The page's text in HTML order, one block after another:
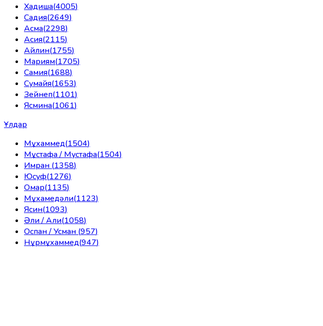
Хадиша(4005)
Садия(2649)
Асма(2298)
Асия(2115)
Айлин(1755)
Мариям(1705)
Самия(1688)
Сумайя(1653)
Зейнеп(1101)
Ясмина(1061)
Ұлдар
Мұхаммед(1504)
Мұстафа / Мустафа(1504)
Имран (1358)
Юсуф(1276)
Омар(1135)
Мұхамедәли(1123)
Ясин(1093)
Әли / Али(1058)
Оспан / Усман (957)
Нұрмұхаммед(947)